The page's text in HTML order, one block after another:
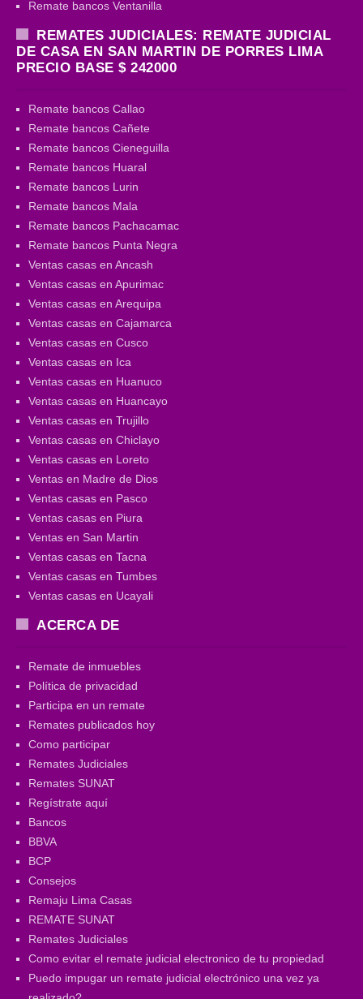
Remate bancos Ventanilla
REMATES JUDICIALES: REMATE JUDICIAL
DE CASA EN SAN MARTIN DE PORRES LIMA
PRECIO BASE $ 242000
Remate bancos Callao
Remate bancos Cañete
Remate bancos Cieneguilla
Remate bancos Huaral
Remate bancos Lurin
Remate bancos Mala
Remate bancos Pachacamac
Remate bancos Punta Negra
Ventas casas en Ancash
Ventas casas en Apurimac
Ventas casas en Arequipa
Ventas casas en Cajamarca
Ventas casas en Cusco
Ventas casas en Ica
Ventas casas en Huanuco
Ventas casas en Huancayo
Ventas casas en Trujillo
Ventas casas en Chiclayo
Ventas casas en Loreto
Ventas en Madre de Dios
Ventas casas en Pasco
Ventas casas en Piura
Ventas en San Martin
Ventas casas en Tacna
Ventas casas en Tumbes
Ventas casas en Ucayali
ACERCA DE
Remate de inmuebles
Política de privacidad
Participa en un remate
Remates publicados hoy
Como participar
Remates Judiciales
Remates SUNAT
Regístrate aquí
Bancos
BBVA
BCP
Consejos
Remaju Lima Casas
REMATE SUNAT
Remates Judiciales
Como evitar el remate judicial electronico de tu propiedad
Puedo impugar un remate judicial electrónico una vez ya